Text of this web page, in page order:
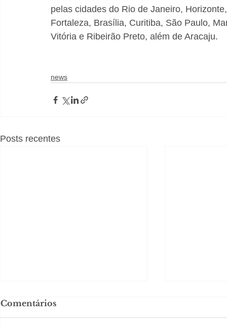
pelas cidades do Rio de Janeiro,
Fortaleza, Brasília, Curitiba, São Paulo,
Vitória e Ribeirão Preto, além de Aracaju.
news
Posts recentes
Comentários